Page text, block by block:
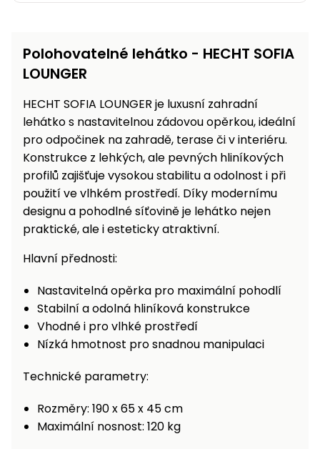
Polohovatelné lehátko - HECHT SOFIA
LOUNGER
HECHT SOFIA LOUNGER je luxusní zahradní
lehátko s nastavitelnou zádovou opěrkou, ideální
pro odpočinek na zahradě, terase či v interiéru.
Konstrukce z lehkých, ale pevných hliníkových
profilů zajišťuje vysokou stabilitu a odolnost i při
použití ve vlhkém prostředí. Díky modernímu
designu a pohodlné síťovině je lehátko nejen
praktické, ale i esteticky atraktivní.
Hlavní přednosti:
Nastavitelná opěrka pro maximální pohodlí
Stabilní a odolná hliníková konstrukce
Vhodné i pro vlhké prostředí
Nízká hmotnost pro snadnou manipulaci
Technické parametry:
Rozměry: 190 x 65 x 45 cm
Maximální nosnost: 120 kg